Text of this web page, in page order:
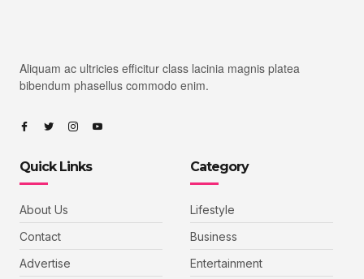
Aliquam ac ultricies efficitur class lacinia magnis platea
bibendum phasellus commodo enim.
Quick Links
About Us
Contact
Advertise
Category
Lifestyle
Business
Entertainment